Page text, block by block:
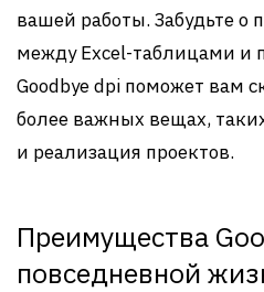
вашей работы. Забудьте о
между Excel-таблицами и
Goodbye dpi поможет вам
более важных вещах,
и реализация проектов.
Преимущества
повседневной